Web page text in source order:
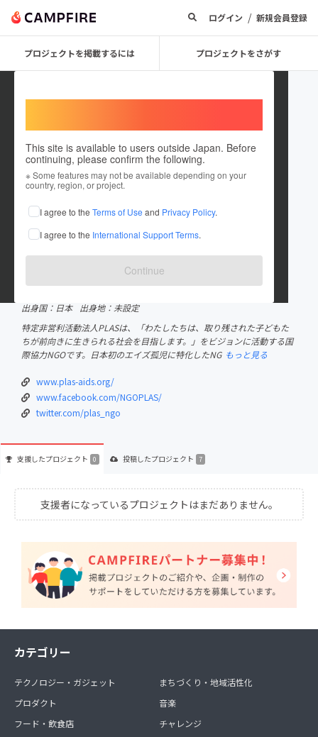
ログイン / 新規会員登録
プロジェクトを掲載するには プロジェクトをさがす
This site is available to users outside Japan. Before
continuing, please confirm the following.
※ Some features may not be available depending on your
country, region, or project.
I agree to the Terms of Use and Privacy Policy.
I agree to the International Support Terms.
Continue
NGOPLAS
これまでに7件のプロジェクトを投稿しています
CAMPFIREクラウドファンディングアワード受賞履歴
出身国：日本
出身地：未設定
特定非営利活動法人PLASは、「わたしたちは、取り残された子どもた
ちが前向きに生きられる社会を目指します。」をビジョンに活動する国
際協力NGOです。日本初のエイズ孤児に特化したNG もっと見る
www.plas-aids.org/
www.facebook.com/NGOPLAS/
twitter.com/plas_ngo
支援したプロジェクト 0 投稿したプロジェクト 7
支援者になっているプロジェクトはまだありません。
カテゴリー
テクノロジー・ガジェット
プロダクト
フード・飲食店
まちづくり・地域活性化
音楽
チャレンジ